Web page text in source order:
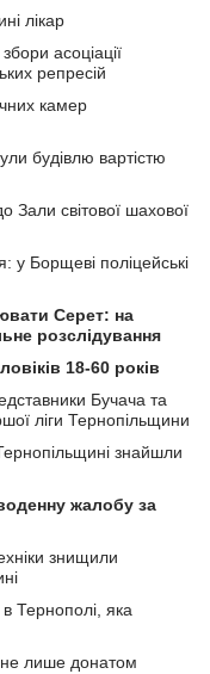
лікар
асоціації
репресій
камер
будівлю вартістю
Зали світової шахової
у Борщеві поліцейські
Серет: на
розслідування
18-60 років
Бучача та
ліги Тернопільщини
знайшли
жалобу за
знищили
Тернополі, яка
не лише донатом